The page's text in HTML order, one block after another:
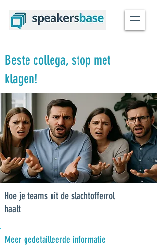
Beste collega, stop met
klagen!
Hoe je teams uit de slachtofferrol
haalt
Meer gedetailleerde informatie